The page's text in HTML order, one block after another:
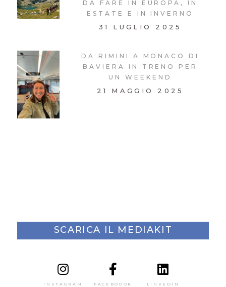
DA FARE IN EUROPA, IN
ESTATE E IN INVERNO
31 LUGLIO 2025
DA RIMINI A MONACO DI
BAVIERA IN TRENO PER
UN WEEKEND
21 MAGGIO 2025
SCARICA IL MEDIAKIT
INSTAGRAM FACEBOOOK LINKEDIN